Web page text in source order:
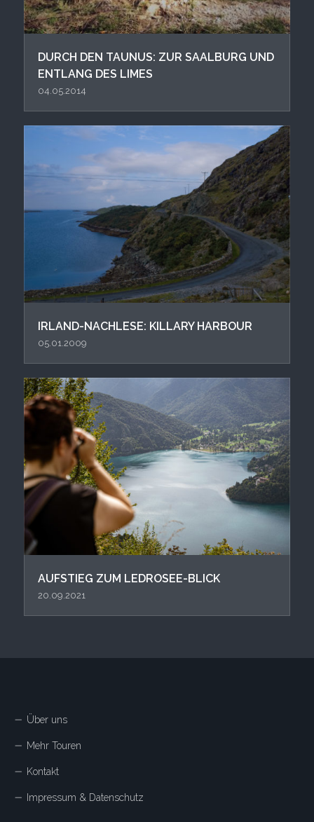
DURCH DEN TAUNUS: ZUR SAALBURG UND
ENTLANG DES LIMES
04.05.2014
IRLAND-NACHLESE: KILLARY HARBOUR
05.01.2009
AUFSTIEG ZUM LEDROSEE-BLICK
20.09.2021
Über uns
Mehr Touren
Kontakt
Impressum & Datenschutz